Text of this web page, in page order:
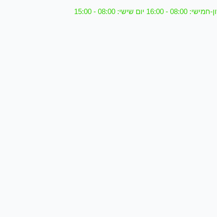
- 16:00 יום שישי: 08:00 - 15:00